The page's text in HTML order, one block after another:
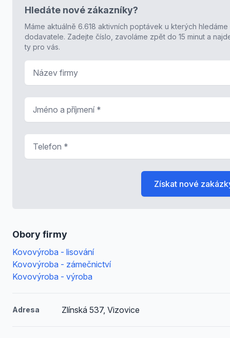
Obory firmy
Kovovýroba - lisování
Kovovýroba - zámečnictví
Kovovýroba - výroba
Adresa Zlínská 537, Vizovice
Hledáte nové zákazníky?
Máme aktuálně 6.618 aktivních poptávek u kterých hledáme
dodavatele. Zadejte číslo, zavoláme zpět do 15 minut a
ty pro vás.
Získat nové